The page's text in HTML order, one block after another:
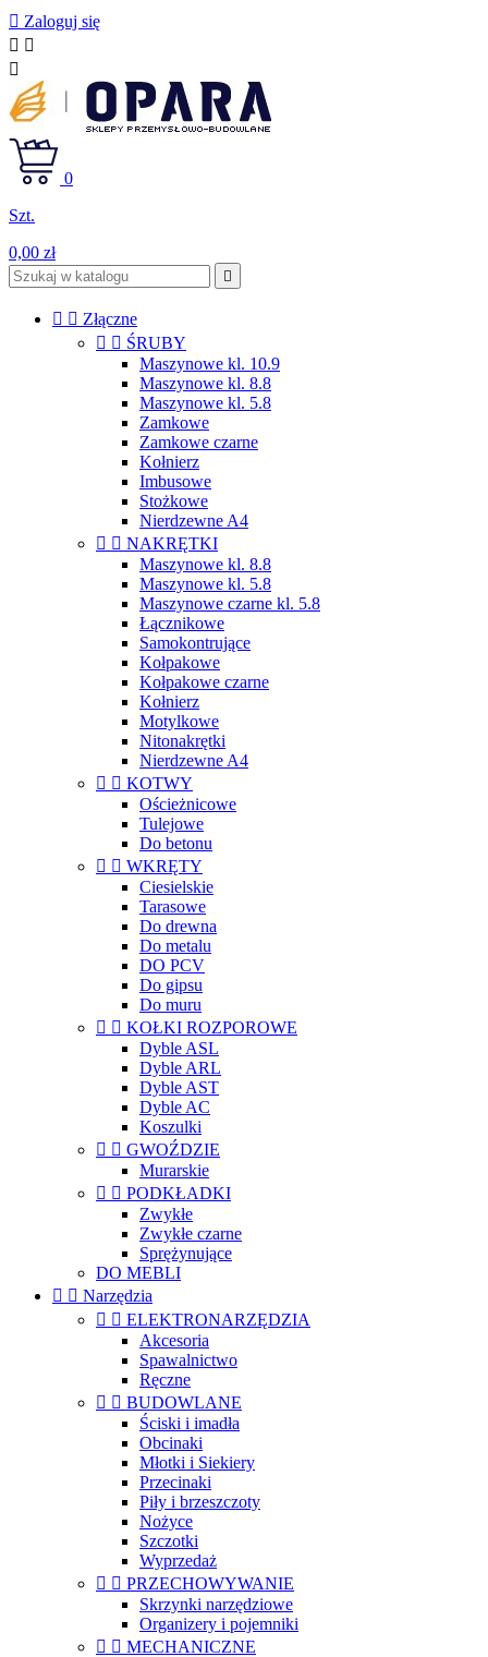
 Zaloguj się
 

0
Szt.
0,00 zł

  Złączne
  ŚRUBY
Maszynowe kl. 10.9
Maszynowe kl. 8.8
Maszynowe kl. 5.8
Zamkowe
Zamkowe czarne
Kołnierz
Imbusowe
Stożkowe
Nierdzewne A4
  NAKRĘTKI
Maszynowe kl. 8.8
Maszynowe kl. 5.8
Maszynowe czarne kl. 5.8
Łącznikowe
Samokontrujące
Kołpakowe
Kołpakowe czarne
Kołnierz
Motylkowe
Nitonakrętki
Nierdzewne A4
  KOTWY
Ościeżnicowe
Tulejowe
Do betonu
  WKRĘTY
Ciesielskie
Tarasowe
Do drewna
Do metalu
DO PCV
Do gipsu
Do muru
  KOŁKI ROZPOROWE
Dyble ASL
Dyble ARL
Dyble AST
Dyble AC
Koszulki
  GWOŹDZIE
Murarskie
  PODKŁADKI
Zwykłe
Zwykłe czarne
Sprężynujące
DO MEBLI
  Narzędzia
  ELEKTRONARZĘDZIA
Akcesoria
Spawalnictwo
Ręczne
  BUDOWLANE
Ściski i imadła
Obcinaki
Młotki i Siekiery
Przecinaki
Piły i brzeszczoty
Nożyce
Szczotki
Wyprzedaż
  PRZECHOWYWANIE
Skrzynki narzędziowe
Organizery i pojemniki
  MECHANICZNE